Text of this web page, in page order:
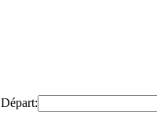
Départ: